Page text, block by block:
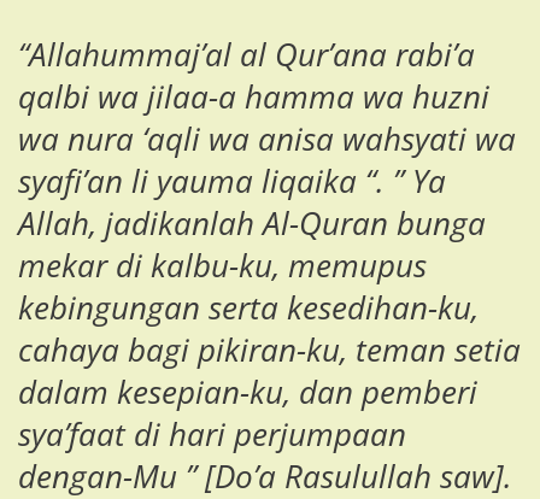
“Allahummaj’al al Qur’ana rabi’a
qalbi wa jilaa-a hamma wa huzni
wa nura ‘aqli wa anisa wahsyati wa
syafi’an li yauma liqaika “. ” Ya
Allah, jadikanlah Al-Quran bunga
mekar di kalbu-ku, memupus
kebingungan serta kesedihan-ku,
cahaya bagi pikiran-ku, teman setia
dalam kesepian-ku, dan pemberi
sya’faat di hari perjumpaan
dengan-Mu ” [Do’a Rasulullah saw].